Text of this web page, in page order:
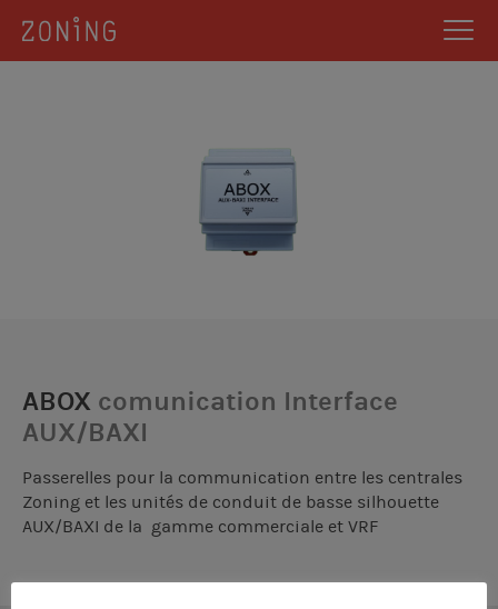
ABOX comunication Interface
AUX/BAXI
Passerelles pour la communication entre les centrales
Zoning et les unités de conduit de basse silhouette
AUX/BAXI de la gamme commerciale et VRF